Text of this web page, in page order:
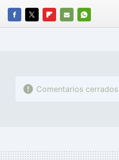
FACEBOOK
TWITTERFLIPBOARD
E-
WHATSAPP
Comentarios cerrados